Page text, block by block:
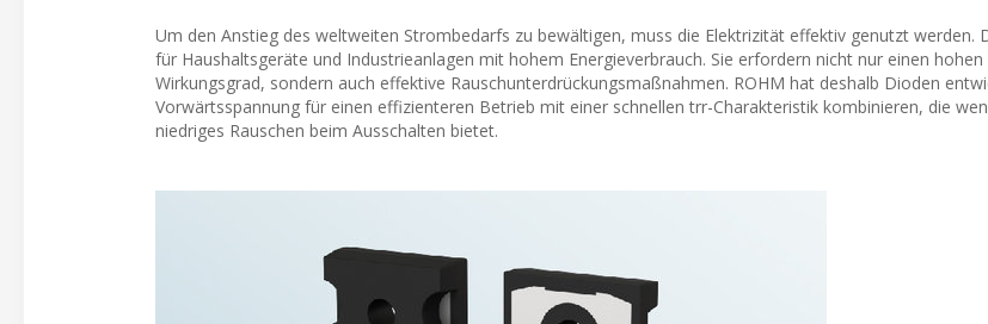
Um den Anstieg des weltweiten Strombedarfs zu bewältigen, muss die Elektrizität effektiv genutzt werden.
für Haushaltsgeräte und Industrieanlagen mit hohem Energieverbrauch. Sie erfordern nicht nur einen hohen
Wirkungsgrad, sondern auch effektive Rauschunterdrückungsmaßnahmen. ROHM hat deshalb Dioden
Vorwärtsspannung für einen effizienteren Betrieb mit einer schnellen trr-Charakteristik kombinieren, die
niedriges Rauschen beim Ausschalten bietet.